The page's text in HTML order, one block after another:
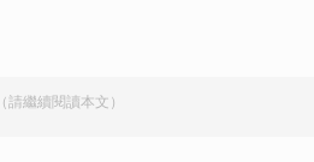
請繼續閱讀本文）